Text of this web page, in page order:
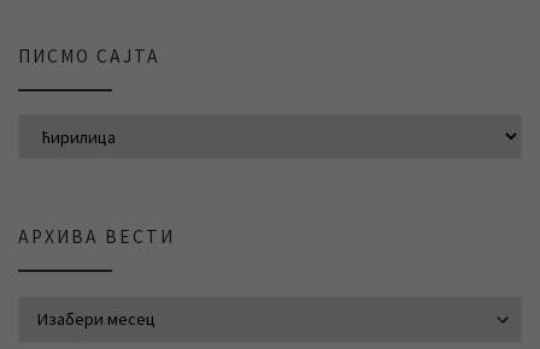
ПИСМО САЈТА
АРХИВА ВЕСТИ